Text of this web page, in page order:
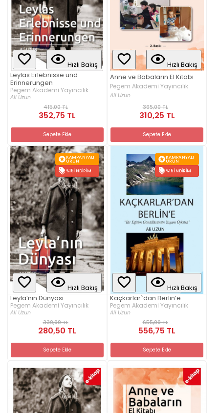
Hızlı Bakış
Leylas Erlebnisse und
Erinnerungen
Pegem Akademi Yayıncılık
Ali Uzun
415,00 TL
352,75 TL
Sepete Ekle
Hızlı Bakış
Anne ve Babaların El Kitabı
Pegem Akademi Yayıncılık
Ali Uzun
365,00 TL
310,25 TL
Sepete Ekle
KAMPANYALI
ÜRÜN
%15 İNDIRIM
Hızlı Bakış
Leyla’nın Dünyası
Pegem Akademi Yayıncılık
Ali Uzun
330,00 TL
280,50 TL
Sepete Ekle
KAMPANYALI
ÜRÜN
%15 İNDIRIM
Hızlı Bakış
Kaçkarlar`dan Berlin’e
Pegem Akademi Yayıncılık
Ali Uzun
655,00 TL
556,75 TL
Sepete Ekle